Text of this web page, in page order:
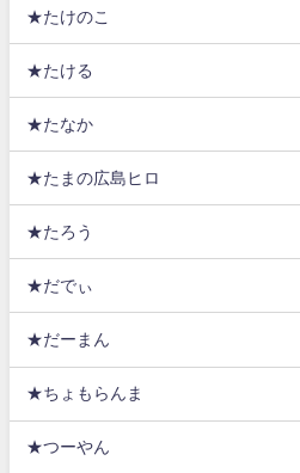
★たけのこ
★たける
★たなか
★たまの広島ヒロ
★たろう
★だでぃ
★だーまん
★ちょもらんま
★つーやん